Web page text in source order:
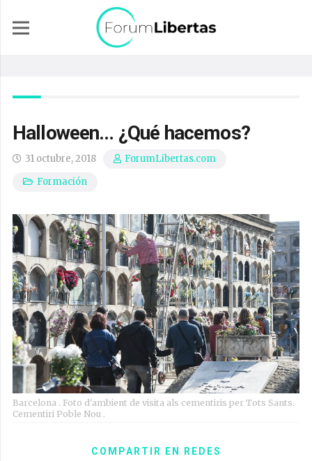
Halloween… ¿Qué hacemos?
31 octubre, 2018
ForumLibertas.com
Formación
Barcelona . Foto d'ambient de visita als cementiris per Tots Sants.
Cementiri Poble Nou .
COMPARTIR EN REDES